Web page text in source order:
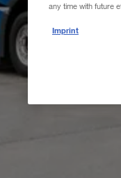
any time with future
Imprint